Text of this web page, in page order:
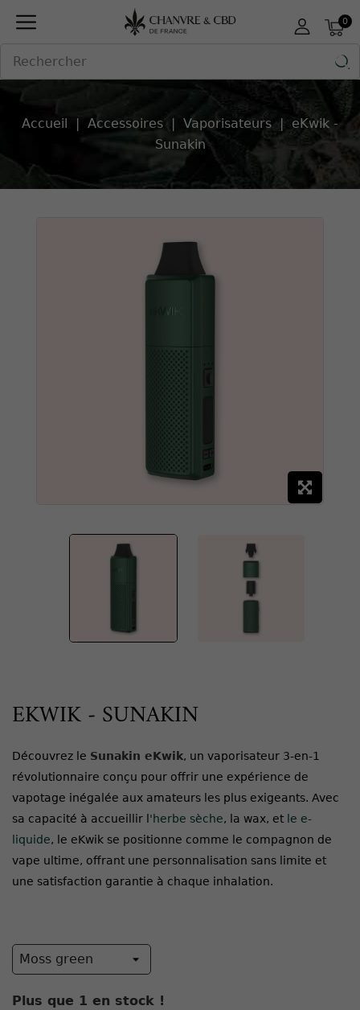
0

Accueil Accessoires Vaporisateurs
eKwik -
Sunakin
EKWIK - SUNAKIN
Découvrez le Sunakin eKwik, un vaporisateur 3-en-1
révolutionnaire conçu pour offrir une expérience de
vapotage inégalée aux amateurs les plus exigeants. Avec
sa capacité à accueillir l 'herbe sèche, la wax, et le e-
liquide, le eKwik se positionne comme le compagnon de
vape ultime, offrant une personnalisation sans limite et
une satisfaction garantie à chaque inhalation.
Plus que 1 en stock !
Panneau de gestion des cookies